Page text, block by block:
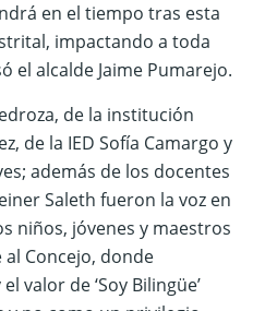
en el tiempo tras esta
impactando a toda
el alcalde Jaime Pumarejo.
de la institución
de la IED Sofía Camargo y
además de los docentes
Saleth fueron la voz en
niños, jóvenes y maestros
Concejo, donde
valor de ‘Soy Bilingüe’